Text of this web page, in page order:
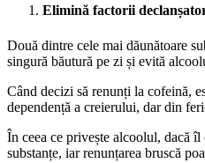
Elimină factorii
Două dintre cele mai dăunătoare
singură băutură pe zi și evită
Când decizi să renunți la cofeină,
dependență a creierului, dar din
În ceea ce privește alcoolul, dacă
substanțe, iar renunțarea bruscă